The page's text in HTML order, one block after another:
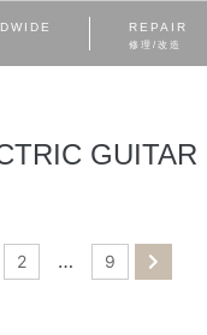
REPAIR
修理/改造
GUITAR
2 … 9